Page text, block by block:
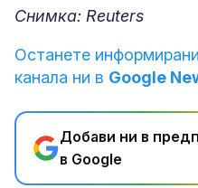
Снимка: Reuters
Останете
канала ни в Google
Добави ни в
в Google